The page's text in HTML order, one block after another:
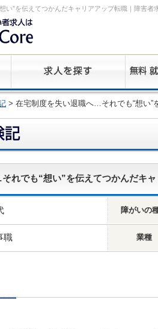
い”を伝えてつかんだキャリアアップ転職｜障害者
> 在宅制度を失い退職へ…それでも“想い”
れでも“想い”を伝えてつかんだキ
障がいの
職 業種